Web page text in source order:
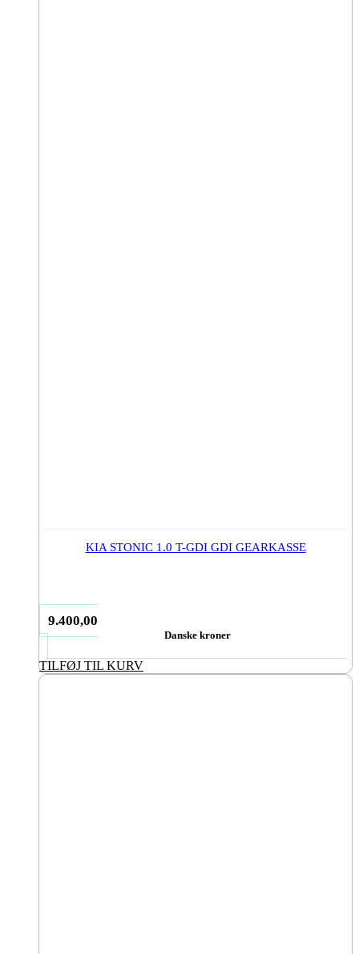
KIA STONIC 1.0 T-GDI GDI GEARKASSE
9.400,00
Danske kroner
TILFØJ TIL KURV